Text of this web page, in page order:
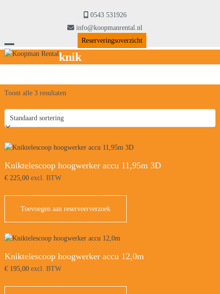
0543 531926
info@koopmanrental.nl
Reserveringsoverzicht
Open
menu
Close
menu
knik
Toont alle 3 resultaten
Kniktelescoop hoogwerker accu 11,95m 3D
€225,00excl. BTW
Toevoegen aan reserveerverzoek
Kniktelescoop hoogwerker accu 12,0m
€195,00excl. BTW